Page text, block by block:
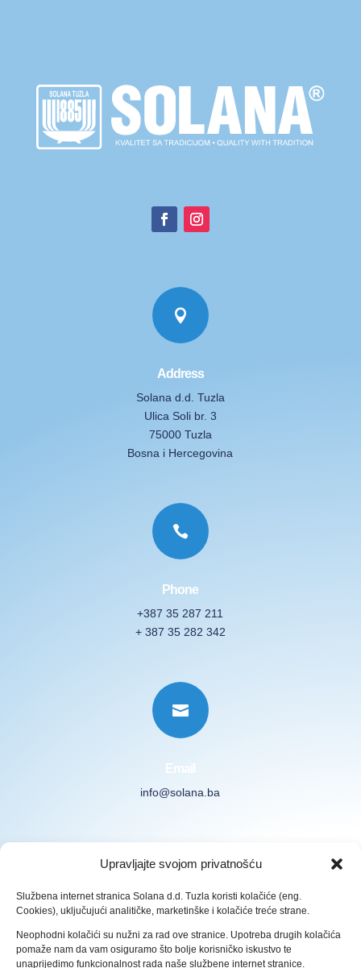
Upravljajte svojom privatnošću
Službena internet stranica Solana d.d. Tuzla koristi kolačiće (eng.
Cookies), uključujući analitičke, marketinške i kolačiće treće strane.
Neophodni kolačići su nužni za rad ove stranice. Upotreba drugih kolačića
pomaže nam da vam osiguramo što bolje korisničko iskustvo te
unaprijedimo funkcionalnost rada naše službene internet stranice.

Address
Solana d.d. Tuzla
Ulica Soli br. 3
75000 Tuzla
Bosna i Hercegovina

Phone
+387 35 287 211
+ 387 35 282 342

Email
info@solana.ba
Subscribe